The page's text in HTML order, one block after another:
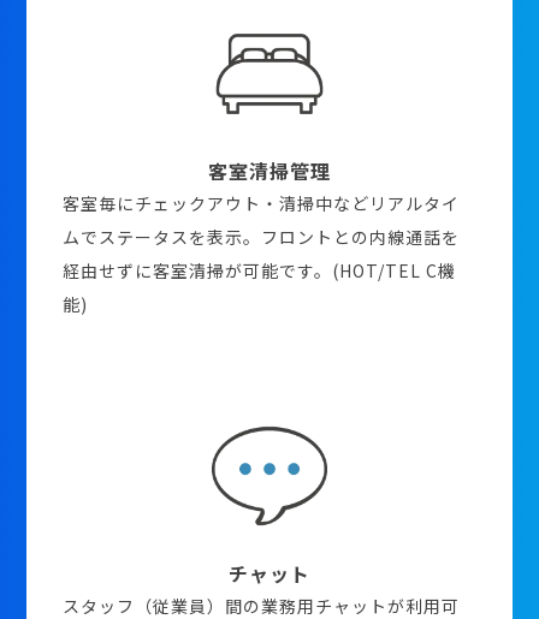
客室清掃管理
客室毎にチェックアウト・清掃中などリアルタイ
ムでステータスを表示。フロントとの内線通話を
経由せずに客室清掃が可能です。(HOT/TEL C機
能)
チャット
スタッフ（従業員）間の業務用チャットが利用可